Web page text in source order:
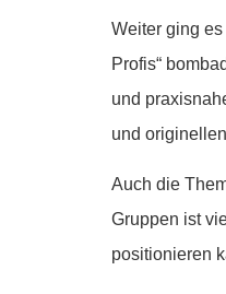
Weiter ging
Profis“
und
und
Auch die
Gruppen ist
positionieren